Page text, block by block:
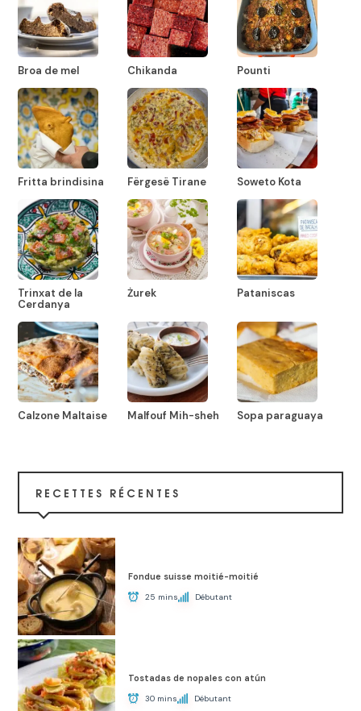
Broa de mel Chikanda Pounti
Fritta brindisina Fërgesë Tirane Soweto Kota
Trinxat de la
Cerdanya
Żurek Pataniscas
Calzone Maltaise Malfouf Mih-sheh Sopa paraguaya
RECETTES RÉCENTES
Fondue suisse moitié-moitié
25 mins Débutant
Tostadas de nopales con atún
30 mins Débutant